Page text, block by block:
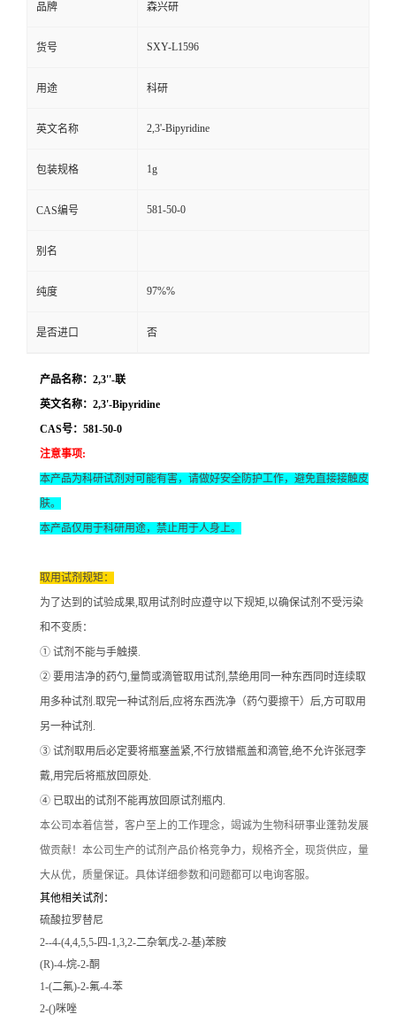
品牌 森兴研
货号 SXY-L1596
用途 科研
英文名称 2,3'-Bipyridine
包装规格 1g
CAS编号 581-50-0
别名
纯度 97%%
是否进口 否
产品名称：2,3''-联
英文名称：2,3'-Bipyridine
CAS号：581-50-0
注意事项:
本产品为科研试剂对可能有害，请做好安全防护工作，避免直接接触皮
肤。
本产品仅用于科研用途，禁止用于人身上。
取用试剂规矩：
为了达到的试验成果,取用试剂时应遵守以下规矩,以确保试剂不受污染
和不变质：
① 试剂不能与手触摸.
② 要用洁净的药勺,量筒或滴管取用试剂,禁绝用同一种东西同时连续取
用多种试剂.取完一种试剂后,应将东西洗净（药勺要擦干）后,方可取用
另一种试剂.
③ 试剂取用后必定要将瓶塞盖紧,不行放错瓶盖和滴管,绝不允许张冠李
戴,用完后将瓶放回原处.
④ 已取出的试剂不能再放回原试剂瓶内.
本公司本着信誉，客户至上的工作理念，竭诚为生物科研事业蓬勃发展
做贡献！本公司生产的试剂产品价格竞争力，规格齐全，现货供应，量
大从优，质量保证。具体详细参数和问题都可以电询客服。
其他相关试剂：
硫酸拉罗替尼
2--4-(4,4,5,5-四-1,3,2-二杂氧戊-2-基)苯胺
(R)-4-烷-2-酮
1-(二氟)-2-氟-4-苯
2-()咪唑